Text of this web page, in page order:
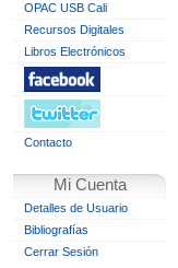
OPAC USB Cali
Recursos Digitales
Libros Electrónicos
Contacto
Mi Cuenta
Detalles de Usuario
Bibliografías
Cerrar Sesión